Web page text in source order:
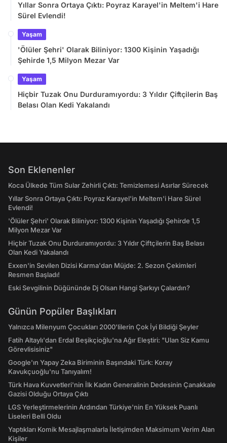
Yıllar Sonra Ortaya Çıktı: Poyraz Karayel'in Meltem'i Hare
Sürel Evlendi!
Yaşam
'Ölüler Şehri' Olarak Biliniyor: 1300 Kişinin Yaşadığı
Şehirde 1,5 Milyon Mezar Var
Yaşam
Hiçbir Tuzak Onu Durduramıyordu: 3 Yıldır Çiftçilerin Baş
Belası Olan Kedi Yakalandı
Son Eklenenler
Koca Ülkede Tüm Sular Zehirli Çıktı: Temizlemesi Asırlar Sürecek
Yıllar Sonra Ortaya Çıktı: Poyraz Karayel'in Meltem'i Hare Sürel
Evlendi!
'Ölüler Şehri' Olarak Biliniyor: 1300 Kişinin Yaşadığı Şehirde 1,5
Milyon Mezar Var
Hiçbir Tuzak Onu Durduramıyordu: 3 Yıldır Çiftçilerin Baş Belası
Olan Kedi Yakalandı
Exxen'in Sevilen Dizisi Karma'dan Müjde: 2. Sezon Çekimleri
Resmen Başladı!
Eski Sevgilinin Düğününde Dj Olsan Hangi Şarkıyı Çalardın?
Günün Popüler Başlıkları
Yalnızca Milenyum Çocukları 2000'lilerin Çok İyi Bildiği Şeyler
Fatih Altaylı'dan Erdal Beşikçioğlu'na Ağır Eleştiri: "Ulan Siz Kamu
Görevlisisiniz"
Google'ın Yapay Zeka Biriminin Başındaki Türk: Koray
Kavukçuoğlu'nu Tanıyalım!
Türk Hava Kuvvetleri'nin İlk Kadın Generalinin Dedesinin Çanakkale
Gazisi Olduğu Ortaya Çıktı
LGS Yerleştirmelerinin Ardından Türkiye'nin En Yüksek Puanlı
Liseleri Belli Oldu
Yaptıkları Komik Mesajlaşmalarla İletişimden Maksimum Verim Alan
Kişiler